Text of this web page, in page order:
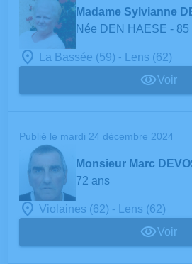
Madame Sylvianne
Née DEN HAESE - 85
La Bassée (59) - Lens (62)
Voir
Publié le mardi 24 décembre 2024
Monsieur Marc
72 ans
Violaines (62) - Lens (62)
Voir